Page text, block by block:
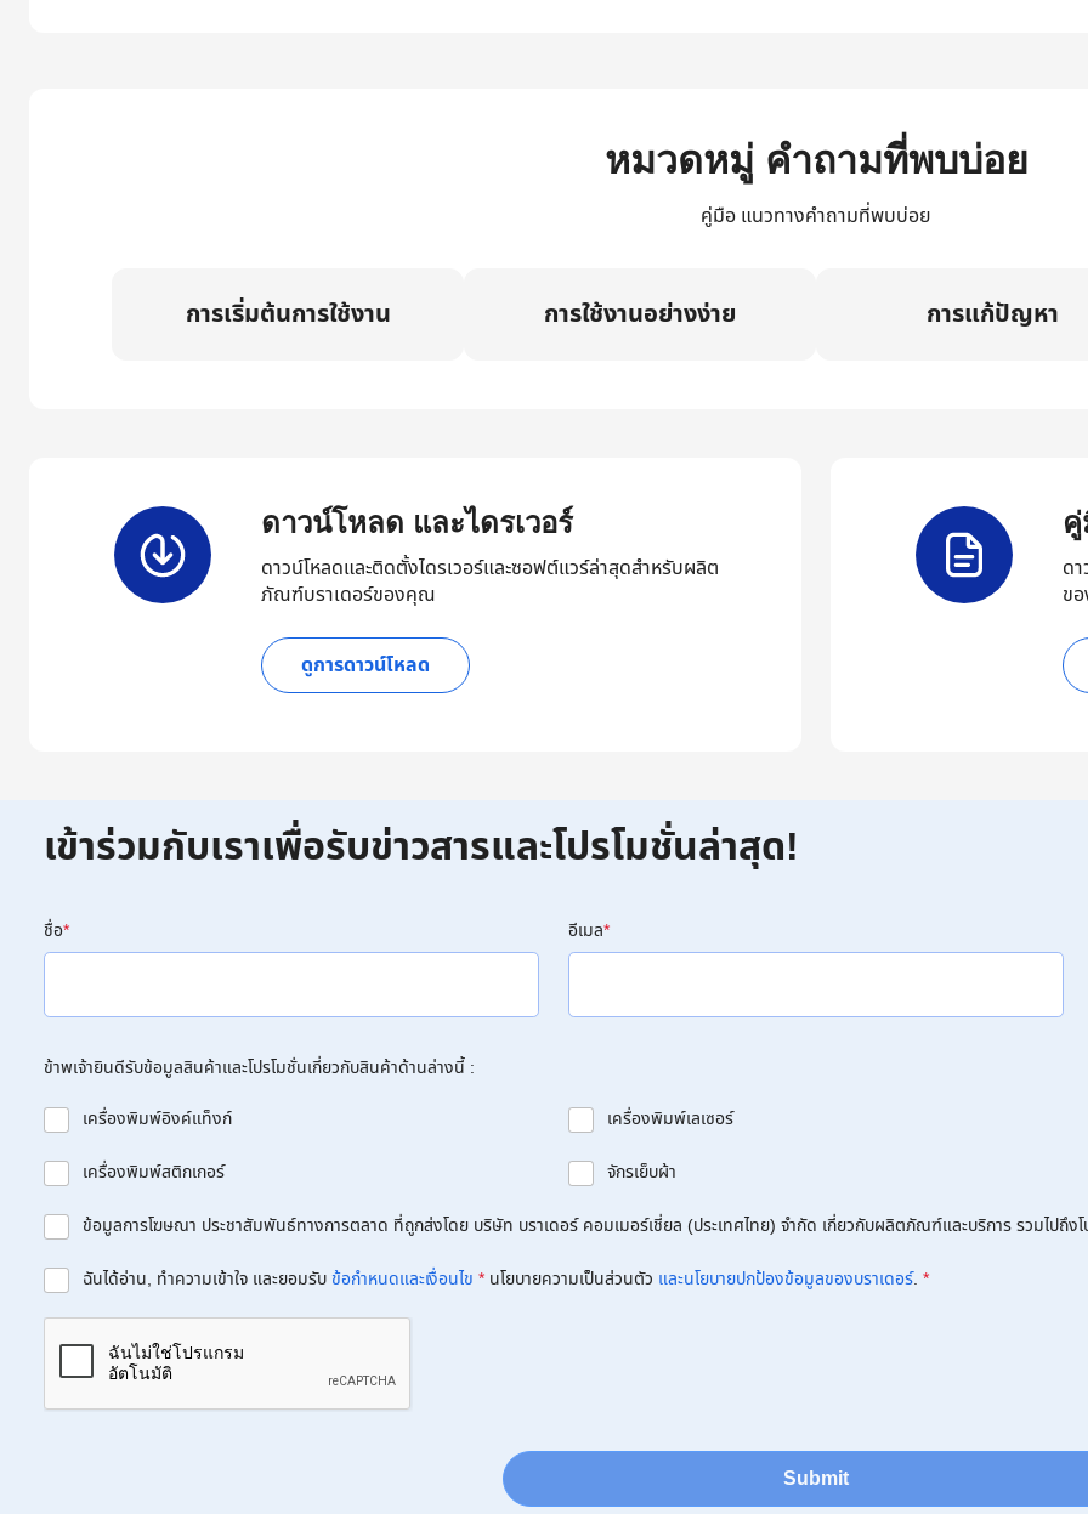
หมวดหมู่ คำถามที่พบบ่อย
คู่มือ แนวทางคำถามที่พบบ่อย
การเริ่มต้นการใช้งาน การใช้งานอย่างง่าย การแก้ปัญหา
ดาวน์โหลด และไดรเวอร์
ดาวน์โหลดและติดตั้งไดรเวอร์และซอฟต์แวร์ล่าสุดสำหรับผลิต
ภัณฑ์บราเดอร์ของคุณ
ดูการดาวน์โหลด
คู่
ด
ข
เข้าร่วมกับเราเพื่อรับข่าวสารและโปรโมชั่นล่าสุด!
ชื่อ* อีเมล*
ข้าพเจ้ายินดีรับข้อมูลสินค้าและโปรโมชั่นเกี่ยวกับสินค้าด้านล่างนี้ :
เครื่องพิมพ์อิงค์แท็งก์
เครื่องพิมพ์เลเซอร์
เครื่องพิมพ์สติกเกอร์ จักรเย็บผ้า
ข้อมูลการโฆษณา ประชาสัมพันธ์ทางการตลาด ที่ถูกส่งโดย บริษัท บราเดอร์ คอมเมอร์เชี่ยล (ประเทศไทย) จำกัด เกี่ยวกับผลิตภัณฑ์และบริการ รวมไปถึ
ฉันได้อ่าน, ทำความเข้าใจ และยอมรับข้อกำหนดและเงื่อนไข * นโยบายความเป็นส่วนตัว และนโยบายปกป้องข้อมูลของบราเดอร์. *
Submit